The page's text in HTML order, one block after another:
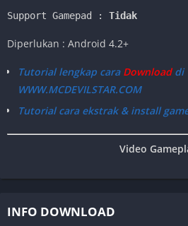
Support Gamepad : Tidak
Diperlukan : Android 4.2+
Tutorial lengkap caraDownloaddi
WWW.MCDEVILSTAR.COM
Tutorial cara ekstrak & install
Video
INFO DOWNLOAD